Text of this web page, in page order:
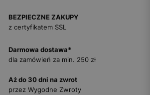
BEZPIECZNE ZAKUPY
z certyfikatem SSL
Darmowa dostawa*
dla zamówień za min. 250 zł
Aż do 30 dni na zwrot
przez Wygodne Zwroty